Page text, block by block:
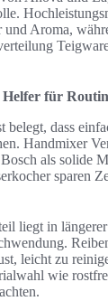
und Aroma,
für
belegt, dass
Handmixer
als solide
sparen
liegt in
leicht zu
wie